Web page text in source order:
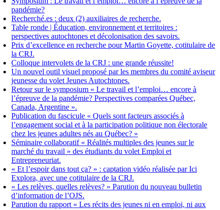
pandémie?
Recherché.es : deux (2) auxiliaires de recherche.
Table ronde | Éducation, environnement et territoires :
perspectives autochtones et décolonisation des savoirs.
Prix d’excellence en recherche pour Martin Goyette, cotitulaire de
la CRJ.
Colloque intervolets de la CRJ : une grande réussite!
Un nouvel outil visuel proposé par les membres du comité aviseur
jeunesse du volet Jeunes Autochtones.
Retour sur le symposium « Le travail et l’emploi… encore à
l’épreuve de la pandémie? Perspectives comparées Québec,
Canada, Argentine ».
Publication du fascicule « Quels sont facteurs associés à
l’engagement social et à la participation politique non électorale
chez les jeunes adultes nés au Québec? »
Séminaire collaboratif « Réalités multiples des jeunes sur le
marché du travail » des étudiants du volet Emploi et
Entrepreneuriat.
« Et l’espoir dans tout ça? » : captation vidéo réalisée par Ici
Explora, avec une cotitulaire de la CRJ.
« Les relèves, quelles relèves? » Parution du nouveau bulletin
d’information de l’OJS.
Parution du rapport « Les récits des jeunes ni en emploi, ni aux